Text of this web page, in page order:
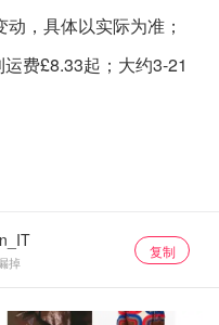
，具体以实际为准；
费£8.33起；大约3-21
掉
复制